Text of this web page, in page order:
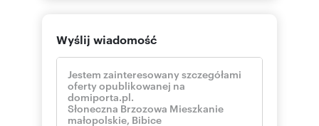
Wyślij wiadomość